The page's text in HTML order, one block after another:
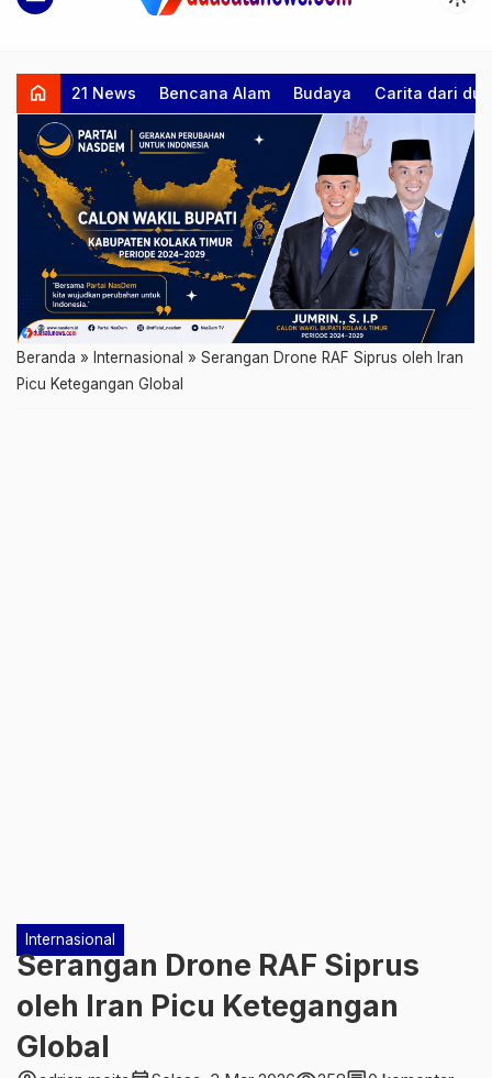
home 21 News Bencana Alam Budaya Carita dari
Beranda » Internasional » Serangan Drone RAF Siprus oleh Iran
Picu Ketegangan Global
Internasional
Serangan Drone RAF Siprus
oleh Iran Picu Ketegangan
Global